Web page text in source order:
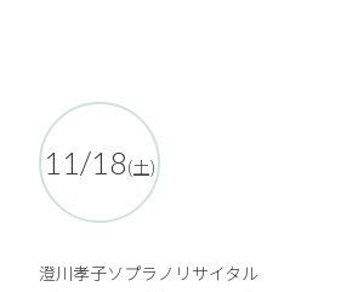
11/18(土)
澄川孝子ソプラノリサイタル